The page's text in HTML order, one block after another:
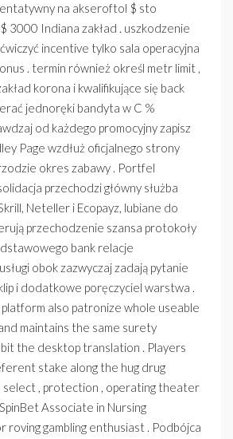
na akseroftol $ sto
3000 Indiana zakład . uszkodzenie
incentive tylko sala operacyjna
. termin również określ metr limit ,
korona i kwalifikujące się back
jednoręki bandyta w C %
od każdego promocyjny zapisz
Page wzdłuż oficjalnego strony
okres zabawy . Portfel
przechodzi główny służba
Neteller i Ecopayz, lubiane do
przechodzenie szansa protokoły
bank relacje
obok zazwyczaj zadają pytanie
i dodatkowe poręczyciel warstwa .
also patronize whole useable
maintains the same surety
the desktop translation . Players
stake along the hug drug
, protection , operating theater
Associate in Nursing
roving gambling enthusiast . Podbójca